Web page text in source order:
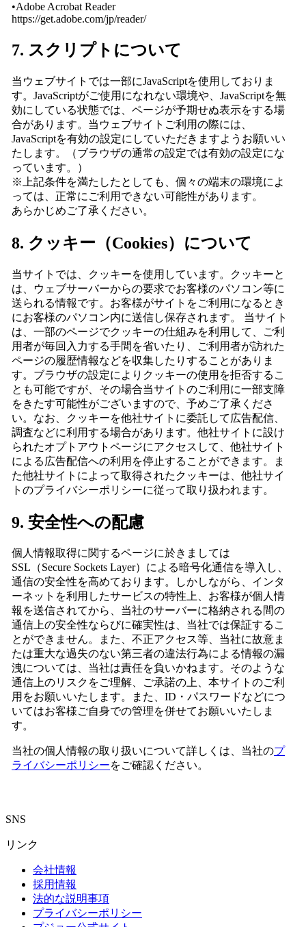
•Adobe Acrobat Reader
https://get.adobe.com/jp/reader/
7. スクリプトについて
当ウェブサイトでは一部にJavaScriptを使用しておりま
す。JavaScriptがご使用になれない環境や、JavaScriptを無
効にしている状態では、ページが予期せぬ表示をする場
合があります。当ウェブサイトご利用の際には、
JavaScriptを有効の設定にしていただきますようお願いい
たします。（ブラウザの通常の設定では有効の設定にな
っています。）
※上記条件を満たしたとしても、個々の端末の環境によ
っては、正常にご利用できない可能性があります。
あらかじめご了承ください。
8. クッキー（Cookies）について
当サイトでは、クッキーを使用しています。クッキーと
は、ウェブサーバーからの要求でお客様のパソコン等に
送られる情報です。お客様がサイトをご利用になるとき
にお客様のパソコン内に送信し保存されます。 当サイト
は、一部のページでクッキーの仕組みを利用して、ご利
用者が毎回入力する手間を省いたり、ご利用者が訪れた
ページの履歴情報などを収集したりすることがありま
す。ブラウザの設定によりクッキーの使用を拒否するこ
とも可能ですが、その場合当サイトのご利用に一部支障
をきたす可能性がございますので、予めご了承くださ
い。なお、クッキーを他社サイトに委託して広告配信、
調査などに利用する場合があります。他社サイトに設け
られたオプトアウトページにアクセスして、他社サイト
による広告配信への利用を停止することができます。ま
た他社サイトによって取得されたクッキーは、他社サイ
トのプライバシーポリシーに従って取り扱われます。
9. 安全性への配慮
個人情報取得に関するページに於きましては
SSL（Secure Sockets Layer）による暗号化通信を導入し、
通信の安全性を高めております。しかしながら、インタ
ーネットを利用したサービスの特性上、お客様が個人情
報を送信されてから、当社のサーバーに格納される間の
通信上の安全性ならびに確実性は、当社では保証するこ
とができません。また、不正アクセス等、当社に故意ま
たは重大な過失のない第三者の違法行為による情報の漏
洩については、当社は責任を負いかねます。そのような
通信上のリスクをご理解、ご承諾の上、本サイトのご利
用をお願いいたします。また、ID・パスワードなどにつ
いてはお客様ご自身での管理を併せてお願いいたしま
す。
当社の個人情報の取り扱いについて詳しくは、当社のプ
ライバシーポリシーをご確認ください。
SNS
リンク
会社情報
採用情報
法的な説明事項
プライバシーポリシー